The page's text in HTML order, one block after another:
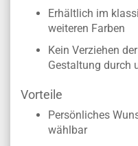
Erhältlich im
weiteren Farben
Kein Verziehen
Gestaltung durch
Vorteile
Persönliches
wählbar